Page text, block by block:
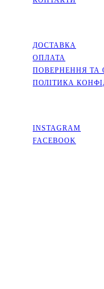
ДОСТАВКА
ОПЛАТА
ПОВЕРНЕННЯ ТА
ПОЛІТИКА
INSTAGRAM
FACEBOOK